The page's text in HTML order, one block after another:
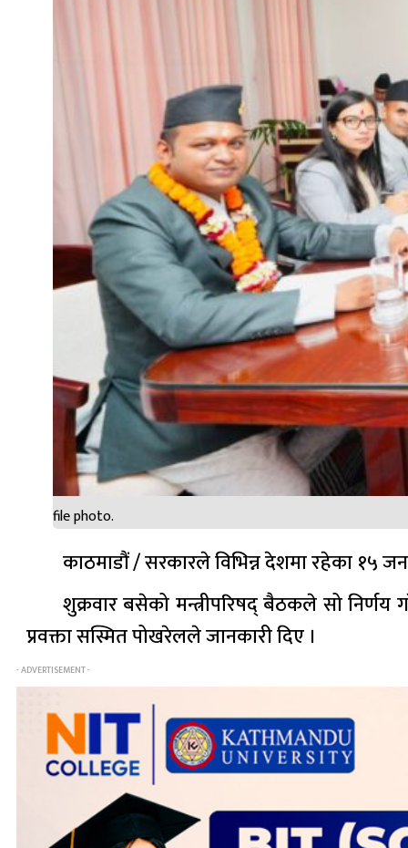
file photo.
काठमाडौं / सरकारले विभिन्न देशमा रहेका १५
शुक्रवार बसेको मन्त्रीपरिषद् बैठकले सो
प्रवक्ता सस्मित पोखरेलले जानकारी दिए ।
- ADVERTISEMENT -